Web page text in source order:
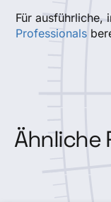
Für ausführliche,
Professionals
Ähnliche